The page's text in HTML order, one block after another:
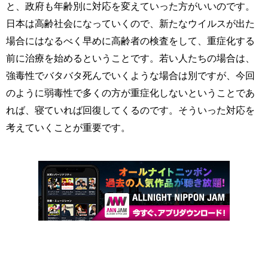
と、政府も年齢別に対応を変えていった方がいいのです。
日本は高齢社会になっていくので、新たなウイルスが出た
場合にはなるべく早めに高齢者の検査をして、重症化する
前に治療を始めるということです。若い人たちの場合は、
強毒性でバタバタ死んでいくような場合は別ですが、今回
のように弱毒性で多くの方が重症化しないということであ
れば、寝ていれば回復してくるのです。そういった対応を
考えていくことが重要です。